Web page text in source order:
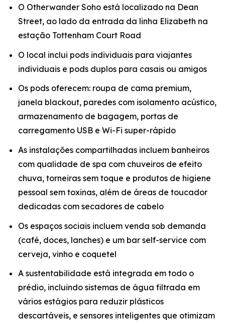
O Otherwander Soho está localizado na Dean
Street, ao lado da entrada da linha Elizabeth na
estação Tottenham Court Road
O local inclui pods individuais para viajantes
individuais e pods duplos para casais ou amigos
Os pods oferecem: roupa de cama premium,
janela blackout, paredes com isolamento acústico,
armazenamento de bagagem, portas de
carregamento USB e Wi-Fi super-rápido
As instalações compartilhadas incluem banheiros
com qualidade de spa com chuveiros de efeito
chuva, torneiras sem toque e produtos de higiene
pessoal sem toxinas, além de áreas de toucador
dedicadas com secadores de cabelo
Os espaços sociais incluem venda sob demanda
(café, doces, lanches) e um bar self-service com
cerveja, vinho e coquetel
A sustentabilidade está integrada em todo o
prédio, incluindo sistemas de água filtrada em
vários estágios para reduzir plásticos
descartáveis, e sensores inteligentes que otimizam